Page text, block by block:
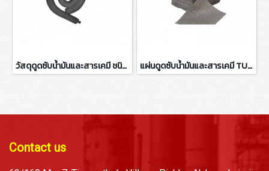
วัสดุดูดซับน้ำมันและสารเคมี ชนิดท่อน TUFF-S1100 แผ่นดูดซับน้ำมันและสารเคมี TUFF-UAP1102
Contact us